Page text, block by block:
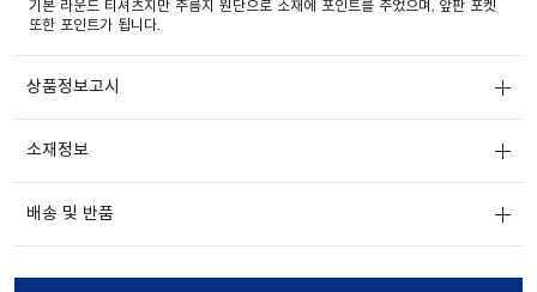
기본 라운드 티셔츠지만 주름지 원단으로 소재에 포인트를 주었으며, 앞판 포켓
또한 포인트가 됩니다.
상품정보고시
소재정보
배송 및 반품